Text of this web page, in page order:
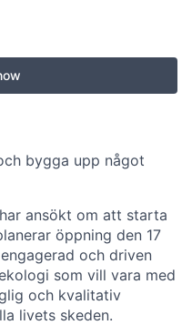
bygga upp något
ansökt om att starta
öppning den 17
och driven
som vill vara med
och kvalitativ
livets skeden.